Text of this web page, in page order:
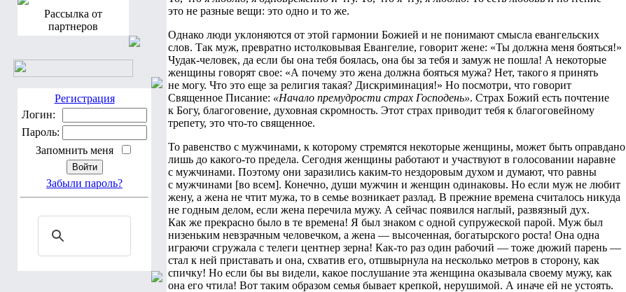
Рассылка от
партнеров
Регистрация
Логин:
Пароль:
Запомнить меня
Забыли пароль?
это не разные вещи: это одно и то же.
Однако люди уклоняются от этой гармонии Божией и не понимают смысла евангельских
слов. Так муж, превратно истолковывая Евангелие, говорит жене: «Ты должна меня бояться!»
Чудак-человек, да если бы она тебя боялась, она бы за тебя и замуж не пошла! А некоторые
женщины говорят свое: «А почему это жена должна бояться мужа? Нет, такого я принять
не могу. Что это еще за религия такая? Дискриминация!» Но посмотри, что говорит
Священное Писание: «Начало премудрости страх Господень». Страх Божий есть почтение
к Богу, благоговение, духовная скромность. Этот страх приводит тебя к благоговейному
трепету, это что-то священное.
То равенство с мужчинами, к которому стремятся некоторые женщины, может быть оправдано
лишь до какого-то предела. Сегодня женщины работают и участвуют в голосовании наравне
с мужчинами. Поэтому они заразились каким-то нездоровым духом и думают, что равны
с мужчинами [во всем]. Конечно, души мужчин и женщин одинаковы. Но если муж не любит
жену, а жена не чтит мужа, то в семье возникает разлад. В прежние времена считалось никуда
не годным делом, если жена перечила мужу. А сейчас появился наглый, развязный дух.
Как же прекрасно было в те времена! Я был знаком с одной супружеской парой. Муж был
низеньким невзрачным человечком, а жена — высоченная, богатырского роста! Она одна
играючи сгружала с телеги центнер зерна! Как-то раз один рабочий — тоже дюжий парень —
стал к ней приставать и она, схватив его, отшвырнула на несколько метров в сторону, как
спичку! Но если бы вы видели, какое послушание эта женщина оказывала своему мужу, как
она его чтила! Вот таким образом семья бывает крепкой, нерушимой. А иначе ей не устоять.